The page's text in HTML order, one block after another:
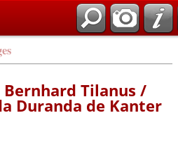
Tilanus /
Duranda de Kanter